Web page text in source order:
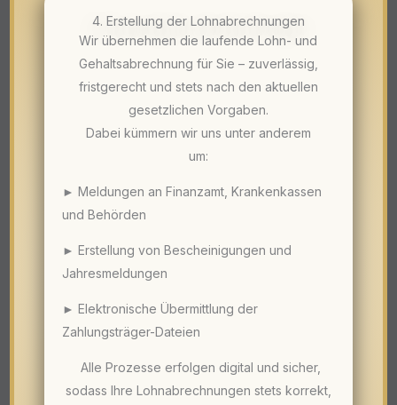
4. Erstellung der Lohnabrechnungen
Wir übernehmen die laufende Lohn- und
Gehaltsabrechnung für Sie – zuverlässig,
fristgerecht und stets nach den aktuellen
gesetzlichen Vorgaben.
Dabei kümmern wir uns unter anderem
um:
► Meldungen an Finanzamt, Krankenkassen
und Behörden
► Erstellung von Bescheinigungen und
Jahresmeldungen
► Elektronische Übermittlung der
Zahlungsträger-Dateien
Alle Prozesse erfolgen digital und sicher,
sodass Ihre Lohnabrechnungen stets korrekt,